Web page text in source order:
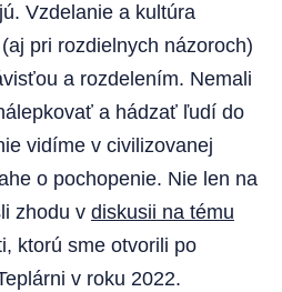
Vzdelanie a kultúra
pri rozdielnych názoroch)
a rozdelením. Nemali
a hádzať ľudí do
vidíme v civilizovanej
o pochopenie. Nie len na
zhodu v diskusii na tému
ktorú sme otvorili po
v roku 2022.